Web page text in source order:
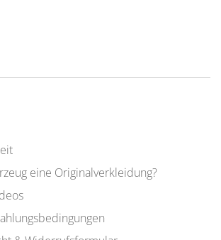
eine Originalverkleidung?